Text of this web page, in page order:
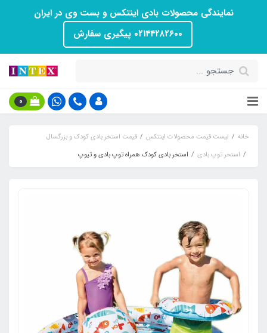
نمایندگی محصولات بادی اینتکس و بست وی در ایران
۰۲۱۴۴۲۸۲۶۰۰ پیگیری سفارش
0
خانه لیست قیمت محصولات اینتکس
قیمت استخر بادی کودک و بزرگسال
استخر توپ بادی
استخر بادی کودک همراه توپ بادی و تیوپ